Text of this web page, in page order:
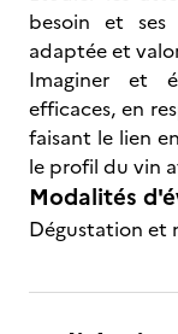
besoin et ses
adaptée et
Imaginer et
efficaces, en
faisant le lien
le profil du vin
Modalités
Dégustation et